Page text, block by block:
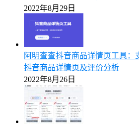
2022年8月29日
阿明查查抖音商品详情页工具：
抖音商品详情页及评价分析
2022年8月26日